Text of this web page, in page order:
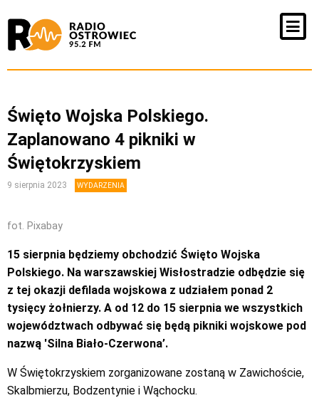
Święto Wojska Polskiego.
Zaplanowano 4 pikniki w
Świętokrzyskiem
9 sierpnia 2023 WYDARZENIA
fot. Pixabay
15 sierpnia będziemy obchodzić Święto Wojska
Polskiego. Na warszawskiej Wisłostradzie odbędzie się
z tej okazji defilada wojskowa z udziałem ponad 2
tysięcy żołnierzy. A od 12 do 15 sierpnia we wszystkich
województwach odbywać się będą pikniki wojskowe pod
nazwą 'Silna Biało-Czerwona’.
W Świętokrzyskiem zorganizowane zostaną w Zawichoście,
Skalbmierzu, Bodzentynie i Wąchocku.